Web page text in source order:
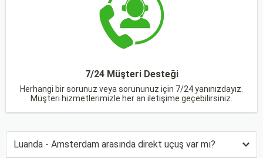
7/24 Müşteri Desteği
Herhangi bir sorunuz veya sorununuz için 7/24 yanınızdayız.
Müşteri hizmetlerimizle her an iletişime geçebilirsiniz.
Luanda - Amsterdam arasında direkt uçuş var mı?